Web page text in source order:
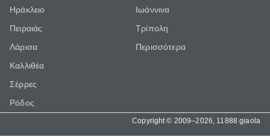
Ηράκλειο
Πειραιάς
Λάρισα
Καλλιθέα
Σέρρες
Ρόδος
Ιωάννινα
Τρίπολη
Περισσότερα
Copyright © 2009–2026, 11888 giaola